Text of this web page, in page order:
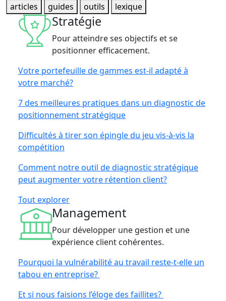
articles guides outils lexique
Stratégie
Pour atteindre ses objectifs et se
positionner efficacement.
Votre portefeuille de gammes est-il adapté à
votre marché?
7 des meilleures pratiques dans un diagnostic de
positionnement stratégique
Difficultés à tirer son épingle du jeu vis-à-vis la
compétition
Comment notre outil de diagnostic stratégique
peut augmenter votre rétention client?
Tout explorer
Management
Pour développer une gestion et une
expérience client cohérentes.
Pourquoi la vulnérabilité au travail reste-t-elle un
tabou en entreprise?
Et si nous faisions l’éloge des faillites?